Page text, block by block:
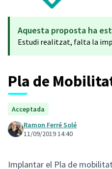
Aquesta proposta ha
Estudi realitzat, falta la
Pla de
Acceptada
Ramon Ferré Solé
11/09/2019 14:40
Implantar el Pla de